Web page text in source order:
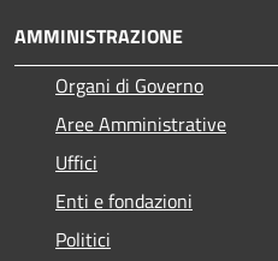
AMMINISTRAZIONE
Organi di Governo
Aree Amministrative
Uffici
Enti e fondazioni
Politici